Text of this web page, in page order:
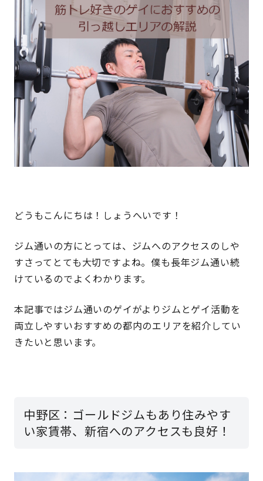
どうもこんにちは！しょうへいです！
ジム通いの方にとっては、ジムへのアクセスのしや
すさってとても大切ですよね。僕も長年ジム通い続
けているのでよくわかります。
本記事ではジム通いのゲイがよりジムとゲイ活動を
両立しやすいおすすめの都内のエリアを紹介してい
きたいと思います。
中野区：ゴールドジムもあり住みやす
い家賃帯、新宿へのアクセスも良好！